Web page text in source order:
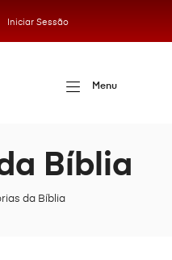
Iniciar Sessão
Menu
da Bíblia
Bíblia